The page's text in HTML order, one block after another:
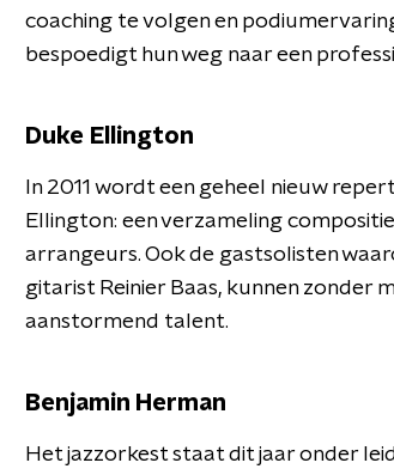
coaching te volgen en
bespoedigt hun weg naar een
Duke Ellington
In 2011 wordt een geheel nieuw
Ellington: een verzameling
arrangeurs. Ook de gastsolisten
gitarist Reinier Baas, kunnen zonder
aanstormend talent.
Benjamin Herman
Het jazzorkest staat dit jaar onder